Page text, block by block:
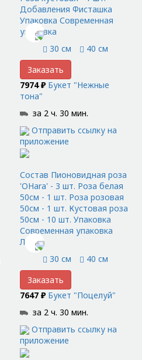
Добавления Фисташка
Упаковка Современная
упаковка
30 см
40 см
Заказать
7974 ₽ Букет "Нежные
тона"
за 2 ч. 30 мин.
Отправить ссылку на
приложение
Состав Пионовидная роза
'OHara' - 3 шт. Роза белая
50см - 1 шт. Роза розовая
50см - 1 шт. Кустовая роза
50см - 10 шт. Упаковка
Современная упаковка
Лента
30 см
40 см
Заказать
7647 ₽ Букет "Поцелуй"
за 2 ч. 30 мин.
Отправить ссылку на
приложение